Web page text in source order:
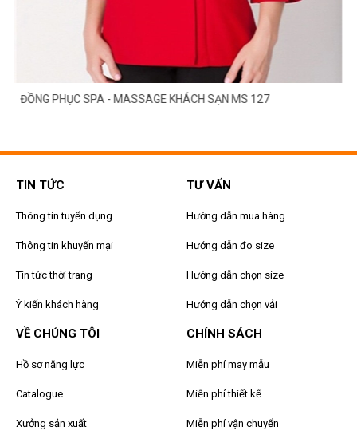
ĐỒNG PHỤC SPA - MASSAGE KHÁCH SẠN MS 127
TIN TỨC
Thông tin tuyển dụng
Thông tin khuyến mại
Tin tức thời trang
Ý kiến khách hàng
TƯ VẤN
Hướng dẫn mua hàng
Hướng dẫn đo size
Hướng dẫn chọn size
Hướng dẫn chọn vải
VỀ CHÚNG TÔI
Hồ sơ năng lực
Catalogue
Xưởng sản xuất
CHÍNH SÁCH
Miễn phí may mẫu
Miễn phí thiết kế
Miễn phí vận chuyển